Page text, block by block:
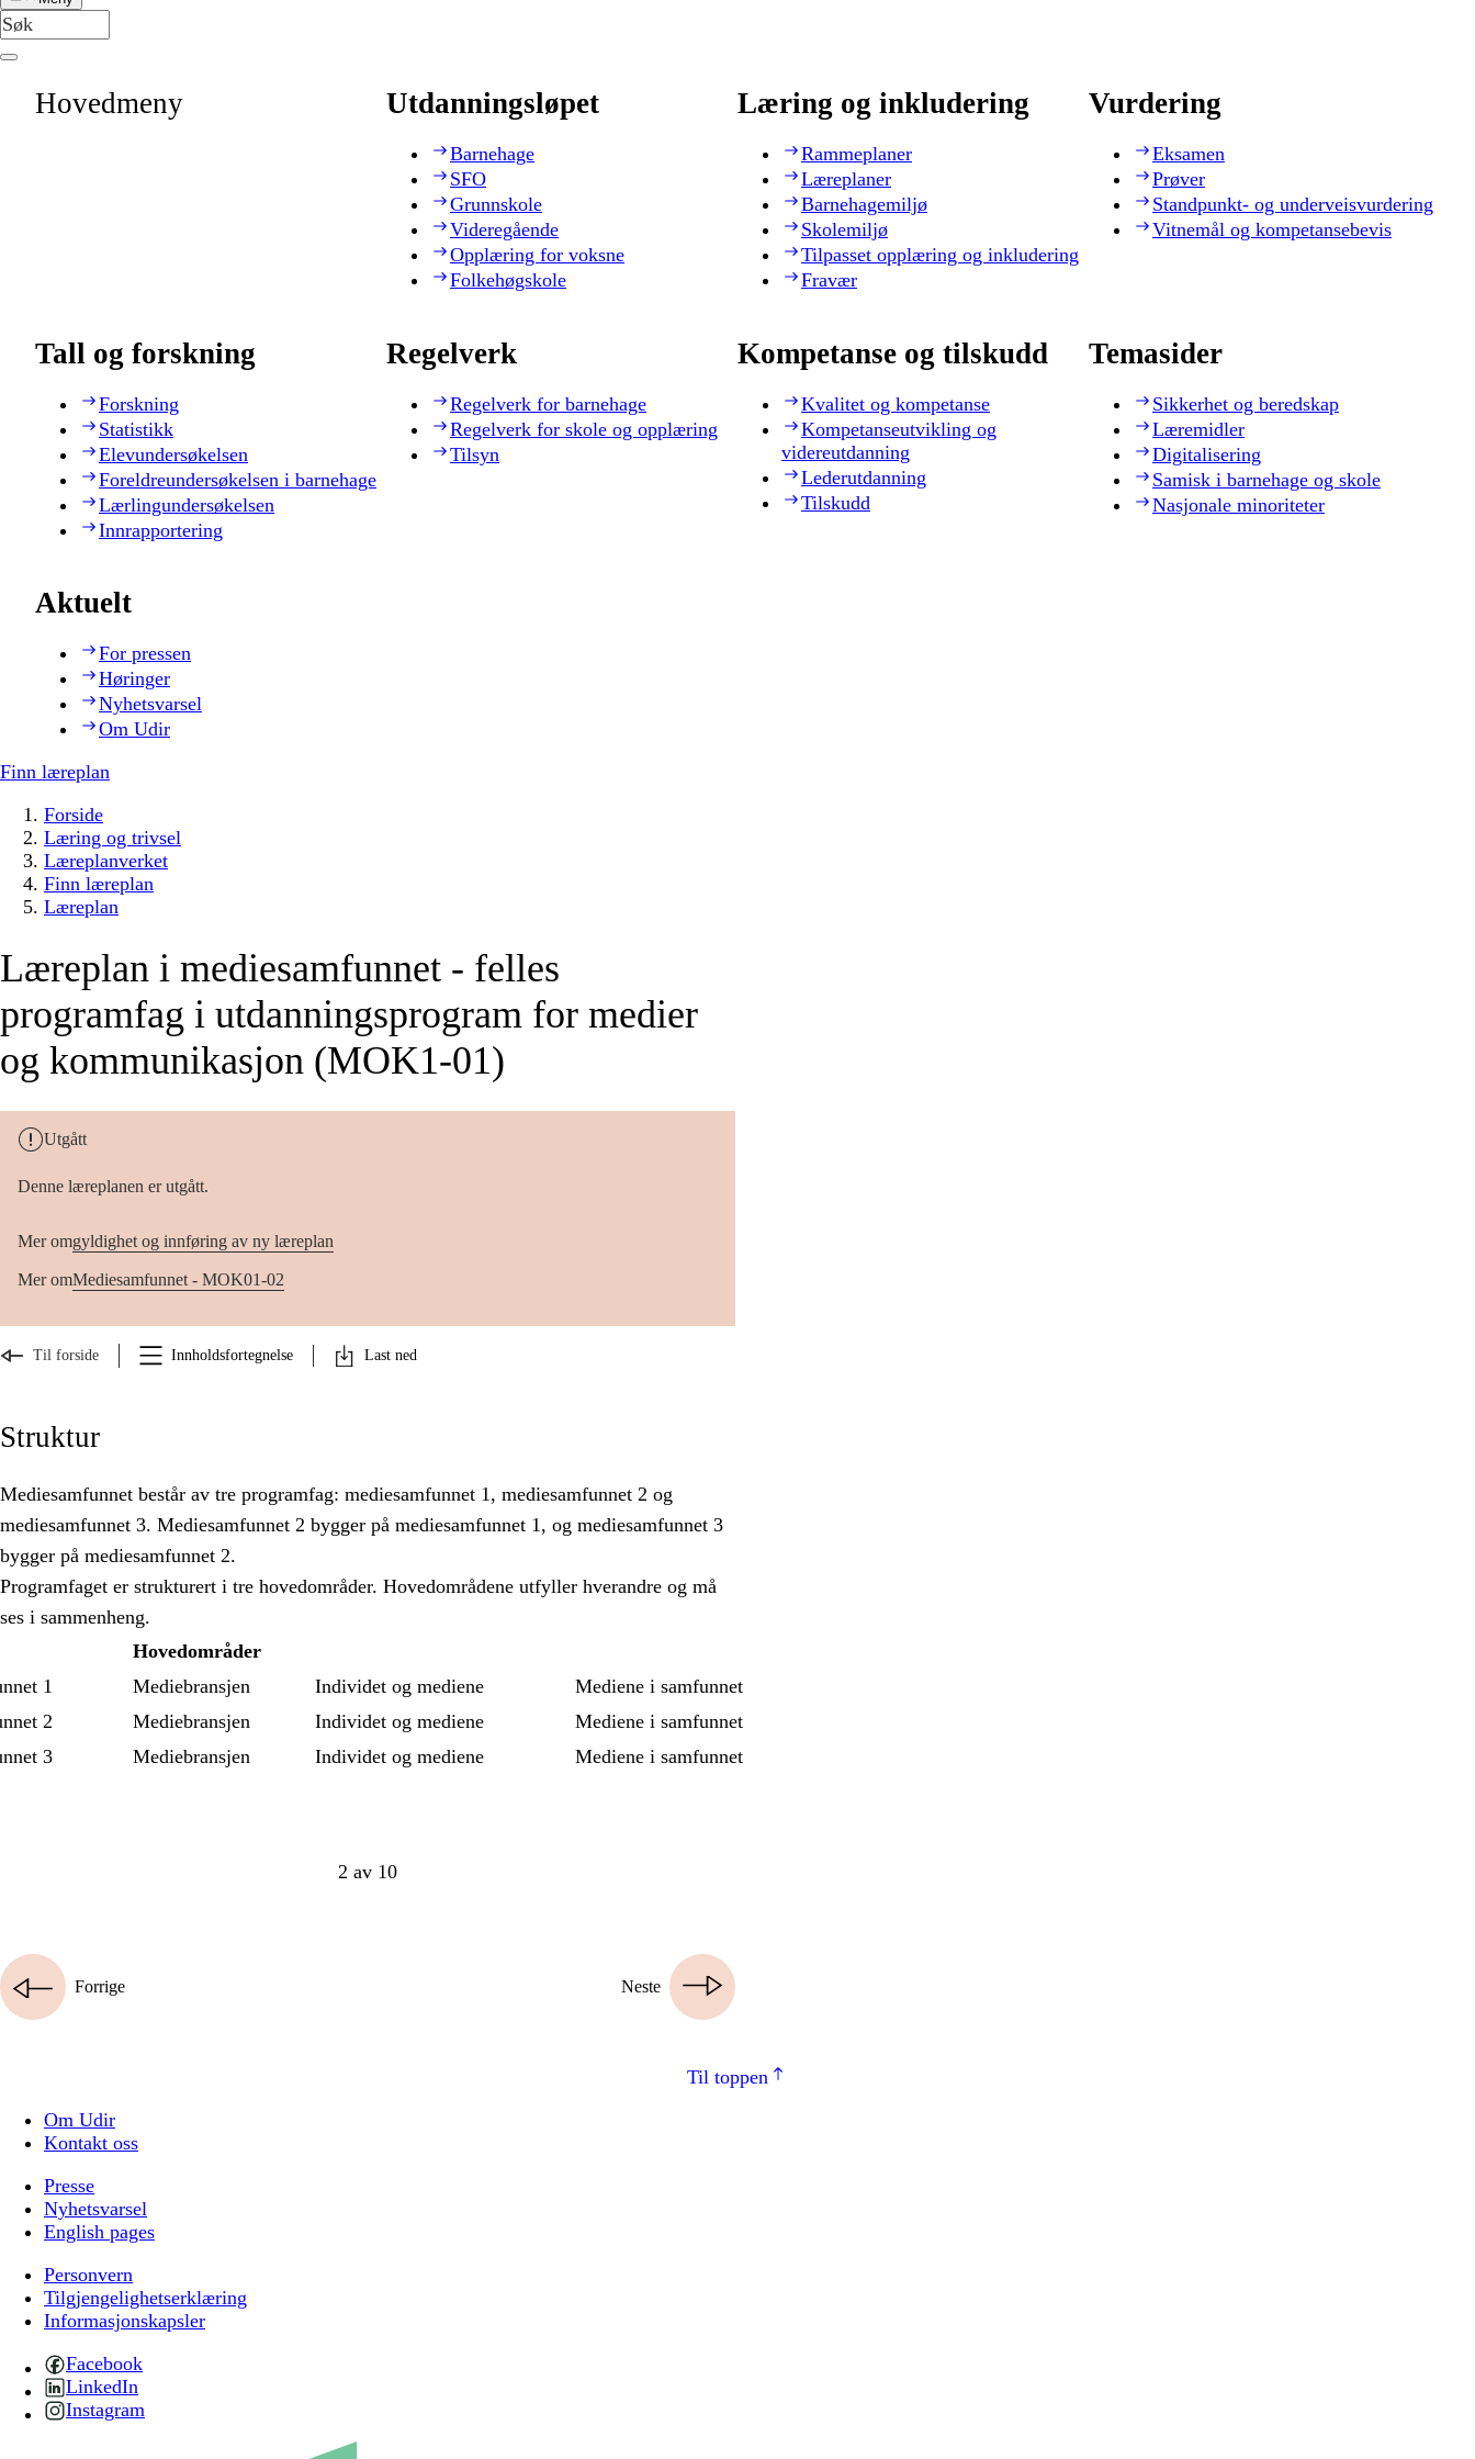
Hovedmeny Utdanningsløpet
Barnehage
SFO
Grunnskole
Videregående
Opplæring for voksne
Folkehøgskole
Læring og inkludering
Rammeplaner
Læreplaner
Barnehagemiljø
Skolemiljø
Tilpasset opplæring og inkludering
Fravær
Vurdering
Eksamen
Prøver
Standpunkt- og underveisvurdering
Vitnemål og kompetansebevis
Tall og forskning
Forskning
Statistikk
Elevundersøkelsen
Foreldreundersøkelsen i barnehage
Lærlingundersøkelsen
Innrapportering
Regelverk
Regelverk for barnehage
Regelverk for skole og opplæring
Tilsyn
Kompetanse og tilskudd
Kvalitet og kompetanse
Kompetanseutvikling og
videreutdanning
Lederutdanning
Tilskudd
Temasider
Sikkerhet og beredskap
Læremidler
Digitalisering
Samisk i barnehage og skole
Nasjonale minoriteter
Aktuelt
For pressen
Høringer
Nyhetsvarsel
Om Udir
Finn læreplan
Forside
Læring og trivsel
Læreplanverket
Finn læreplan
Læreplan
Læreplan i mediesamfunnet - felles
programfag i utdanningsprogram for medier
og kommunikasjon (MOK1-01)
Utgått
Denne læreplanen er utgått.
Mer omgyldighet og innføring av ny læreplan
Mer omMediesamfunnet - MOK01-02
Til forside Innholdsfortegnelse Last ned
Struktur
Mediesamfunnet består av tre programfag: mediesamfunnet 1, mediesamfunnet 2 og
mediesamfunnet 3. Mediesamfunnet 2 bygger på mediesamfunnet 1, og mediesamfunnet 3
bygger på mediesamfunnet 2.
Programfaget er strukturert i tre hovedområder. Hovedområdene utfyller hverandre og må
ses i sammenheng.
Hovedområder
1
Mediebransjen Individet og mediene
Mediene i samfunnet
2
Mediebransjen Individet og mediene
Mediene i samfunnet
3
Mediebransjen Individet og mediene Mediene i samfunnet
2 av 10
Neste
Forrige
Til toppen
Om Udir
Kontakt oss
Presse
Nyhetsvarsel
English pages
Personvern
Tilgjengelighetserklæring
Informasjonskapsler
Facebook
LinkedIn
Instagram